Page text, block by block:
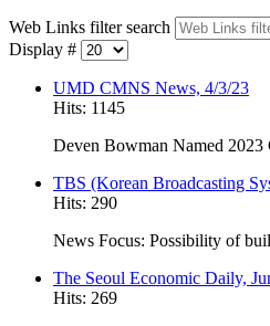
Web Links filter search
Display #
UMD CMNS News, 4/3/23
Hits: 1145
Deven Bowman Named
TBS (Korean Broadcasting
Hits: 290
News Focus: Possibility of
The Seoul Economic Daily,
Hits: 269